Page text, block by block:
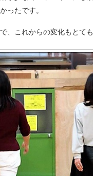
ったです。
、これからの変化もとて